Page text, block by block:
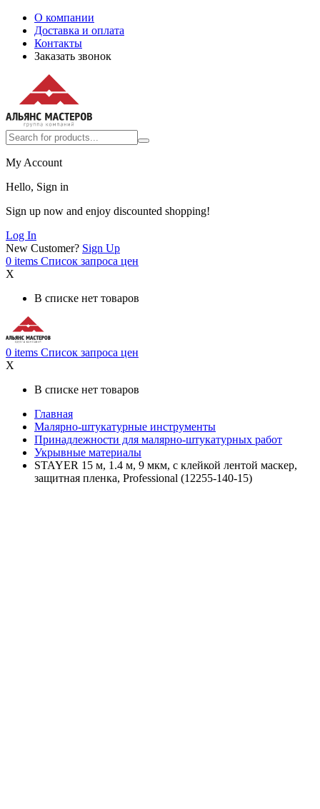
О компании
Доставка и оплата
Контакты
Заказать звонок
My Account
Hello, Sign in
Sign up now and enjoy discounted shopping!
Log In
New Customer? Sign Up
0 items Список запроса цен
X
В списке нет товаров
0 items Список запроса цен
X
В списке нет товаров
Главная
Малярно-штукатурные инструменты
Принадлежности для малярно-штукатурных работ
Укрывные материалы
STAYER 15 м, 1.4 м, 9 мкм, с клейкой лентой маскер,
защитная пленка, Professional (12255-140-15)